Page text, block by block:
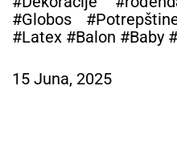
#Globos
#Latex #Balon #Baby
15 Juna, 2025